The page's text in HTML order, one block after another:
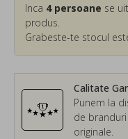
Calitate
Punem la
de
originale.
Inca 4persoane se
produs.
Grabeste-te stocul